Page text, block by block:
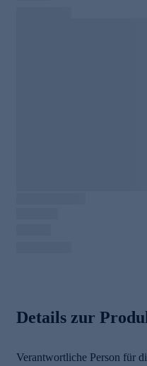
Details zur
Verantwortliche Person für